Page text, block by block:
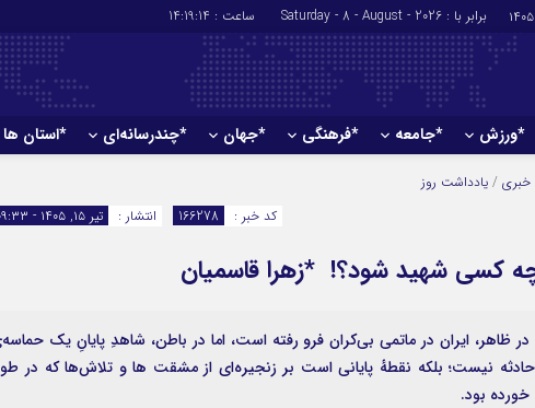
برابر با : Saturday - 8 - August - 2026 ساعت : 14:19:15
*ورزش *جامعه *فرهنگی *جهان *چندرسانه‌ای *استان ها
مجلس
احزاب و تشکلها
بانک ها
اخبار بورس
ارتباطات و
خبری / یادداشت روز
انتشار :
تیر ۱۵, ۱۴۰۵ - ۰۹:۳۳ کد خبر : 166278
کسی شهید شود؟! *زهرا قاسمیان
پانزدهم تیرماه ۴۰۵؛ روزی که در ظاهر، ایران در ماتمی بی‌کران فرو رفته است، اما در باطن، شاهدِ پایانِ یک
نیست؛ بلکه نقطهٔ پایانی است بر زنجیره‌ای از مشقت ها و تلاش‌ها که در
بود.